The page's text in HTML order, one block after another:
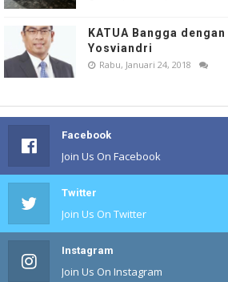
KATUA Bangga
Yosviandri
Rabu, Januari 24, 2018
Facebook
Join Us On Facebook
Twitter
Join Us On Twitter
Instagram
Join Us On Instagram